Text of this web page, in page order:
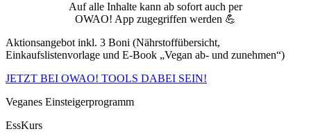
Auf alle Inhalte kann ab sofort auch per
OWAO! App zugegriffen werden 💪
Aktionsangebot inkl. 3 Boni (Nährstoffübersicht,
Einkaufslistenvorlage und E-Book „Vegan ab- und zunehmen“)
JETZT BEI OWAO! TOOLS DABEI SEIN!
Veganes Einsteigerprogramm
EssKurs